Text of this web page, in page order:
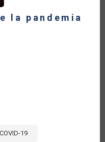
la pandemia
19